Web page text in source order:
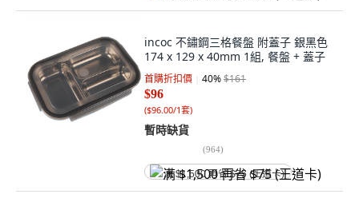
incoc 不鏽鋼三格餐盤 附蓋子 銀黑色
174 x 129 x 40mm 1組, 餐盤 + 蓋子
首購折扣價 40%$161
$96
($96.00/1套)
暫時缺貨
(964)
满 $1,500 再省 $75 (王道卡)